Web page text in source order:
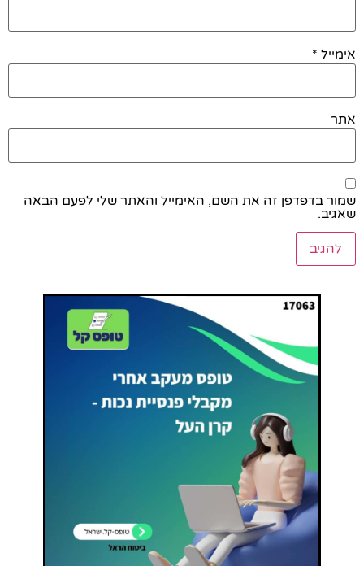
אימייל *
אתר
שמור בדפדפן זה את השם, האימייל והאתר שלי לפעם הבאה
שאגיב.